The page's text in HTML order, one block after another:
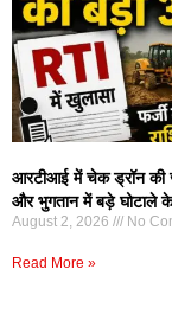
आरटीआई में चेक ड्रॉन की
और भुगतान में बड़े घोटाले
August 2, 2026 No
Read More »